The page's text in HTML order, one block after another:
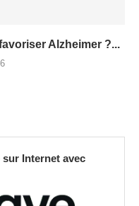
Alzheimer ?...
Internet avec